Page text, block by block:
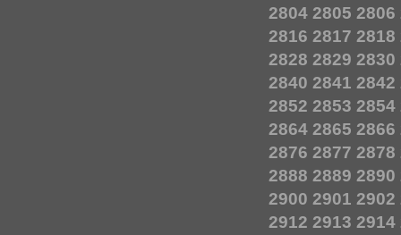
2804 2805 2806
2816 2817 2818
2828 2829 2830
2840 2841 2842
2852 2853 2854
2864 2865 2866
2876 2877 2878
2888 2889 2890
2900 2901 2902
2912 2913 2914